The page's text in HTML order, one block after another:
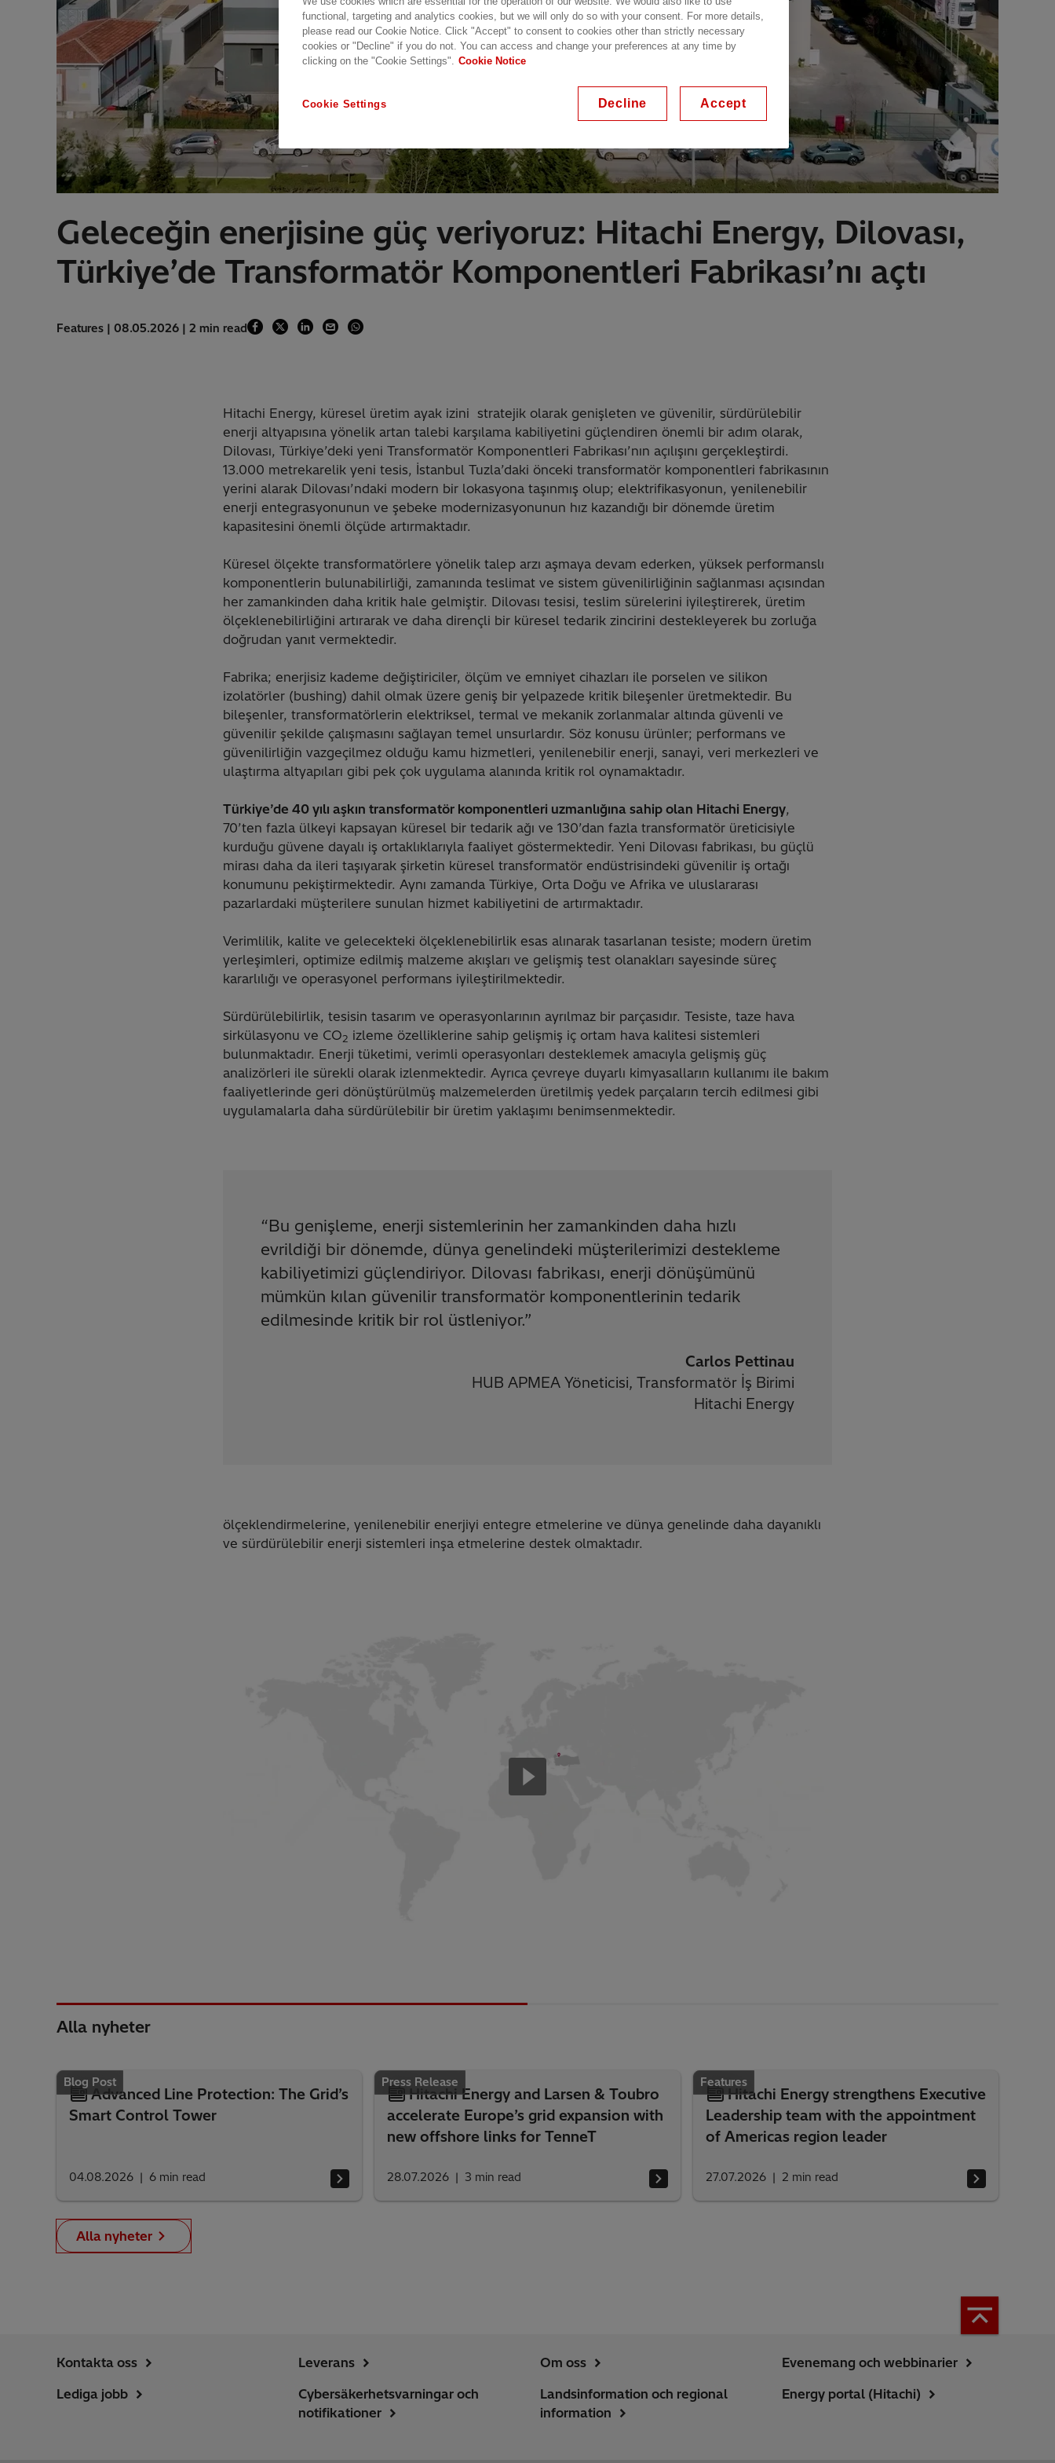
Geleceğin enerjisine güç veriyoruz: Hitachi Energy, Dilovası,
Türkiye’de Transformatör Komponentleri Fabrikası’nı açtı
Features | 08.05.2026 | 2 min read
Hitachi Energy, küresel üretim ayak izini stratejik olarak genişleten ve güvenilir, sürdürülebilir
enerji altyapısına yönelik artan talebi karşılama kabiliyetini güçlendiren önemli bir adım olarak,
Dilovası, Türkiye’deki yeni Transformatör Komponentleri Fabrikası’nın açılışını gerçekleştirdi.
13.000 metrekarelik yeni tesis, İstanbul Tuzla’daki önceki transformatör komponentleri fabrikasının
yerini alarak Dilovası’ndaki modern bir lokasyona taşınmış olup; elektrifikasyonun, yenilenebilir
enerji entegrasyonunun ve şebeke modernizasyonunun hız kazandığı bir dönemde üretim
kapasitesini önemli ölçüde artırmaktadır.
Küresel ölçekte transformatörlere yönelik talep arzı aşmaya devam ederken, yüksek performanslı
komponentlerin bulunabilirliği, zamanında teslimat ve sistem güvenilirliğinin sağlanması açısından
her zamankinden daha kritik hale gelmiştir. Dilovası tesisi, teslim sürelerini iyileştirerek, üretim
ölçeklenebilirliğini artırarak ve daha dirençli bir küresel tedarik zincirini destekleyerek bu zorluğa
doğrudan yanıt vermektedir.
Fabrika; enerjisiz kademe değiştiriciler, ölçüm ve emniyet cihazları ile porselen ve silikon
izolatörler (bushing) dahil olmak üzere geniş bir yelpazede kritik bileşenler üretmektedir. Bu
bileşenler, transformatörlerin elektriksel, termal ve mekanik zorlanmalar altında güvenli ve
güvenilir şekilde çalışmasını sağlayan temel unsurlardır. Söz konusu ürünler; performans ve
güvenilirliğin vazgeçilmez olduğu kamu hizmetleri, yenilenebilir enerji, sanayi, veri merkezleri ve
ulaştırma altyapıları gibi pek çok uygulama alanında kritik rol oynamaktadır.
Türkiye’de 40 yılı aşkın transformatör komponentleri uzmanlığına sahip olan Hitachi Energy,
70’ten fazla ülkeyi kapsayan küresel bir tedarik ağı ve 130’dan fazla transformatör üreticisiyle
kurduğu güvene dayalı iş ortaklıklarıyla faaliyet göstermektedir. Yeni Dilovası fabrikası, bu güçlü
mirası daha da ileri taşıyarak şirketin küresel transformatör endüstrisindeki güvenilir iş ortağı
konumunu pekiştirmektedir. Aynı zamanda Türkiye, Orta Doğu ve Afrika ve uluslararası
pazarlardaki müşterilere sunulan hizmet kabiliyetini de artırmaktadır.
Verimlilik, kalite ve gelecekteki ölçeklenebilirlik esas alınarak tasarlanan tesiste; modern üretim
yerleşimleri, optimize edilmiş malzeme akışları ve gelişmiş test olanakları sayesinde süreç
kararlılığı ve operasyonel performans iyileştirilmektedir.
Sürdürülebilirlik, tesisin tasarım ve operasyonlarının ayrılmaz bir parçasıdır. Tesiste, taze hava
sirkülasyonu ve CO2 izleme özelliklerine sahip gelişmiş iç ortam hava kalitesi sistemleri
bulunmaktadır. Enerji tüketimi, verimli operasyonları desteklemek amacıyla gelişmiş güç
analizörleri ile sürekli olarak izlenmektedir. Ayrıca çevreye duyarlı kimyasalların kullanımı ile bakım
faaliyetlerinde geri dönüştürülmüş malzemelerden üretilmiş yedek parçaların tercih edilmesi gibi
uygulamalarla daha sürdürülebilir bir üretim yaklaşımı benimsenmektedir.
“Bu genişleme, enerji sistemlerinin her zamankinden daha hızlı
evrildiği bir dönemde, dünya genelindeki müşterilerimizi destekleme
kabiliyetimizi güçlendiriyor. Dilovası fabrikası, enerji dönüşümünü
mümkün kılan güvenilir transformatör komponentlerinin tedarik
edilmesinde kritik bir rol üstleniyor.”
Carlos Pettinau
HUB APMEA Yöneticisi, Transformatör İş Birimi
Hitachi Energy
ölçeklendirmelerine, yenilenebilir enerjiyi entegre etmelerine ve dünya genelinde daha dayanıklı
ve sürdürülebilir enerji sistemleri inşa etmelerine destek olmaktadır.
Alla nyheter
Blog Post
Advanced Line Protection: The Grid’s
Smart Control Tower
04.08.2026 6 min read
Press Release
Hitachi Energy and Larsen & Toubro
accelerate Europe’s grid expansion with
new offshore links for TenneT
28.07.2026 3 min read
Features
Hitachi Energy strengthens Executive
Leadership team with the appointment
of Americas region leader
27.07.2026 2 min read
Alla nyheter
Kontakta oss
Lediga jobb
Leverans
Cybersäkerhetsvarningar och
notifikationer
Om oss
Landsinformation och regional
information
Evenemang och webbinarier
Energy portal (Hitachi)
functional, targeting and analytics cookies, but we will only do so with your consent. For more details,
please read our Cookie Notice. Click "Accept" to consent to cookies other than strictly necessary
cookies or "Decline" if you do not. You can access and change your preferences at any time by
clicking on the "Cookie Settings". Cookie Notice
Cookie Settings Decline Accept